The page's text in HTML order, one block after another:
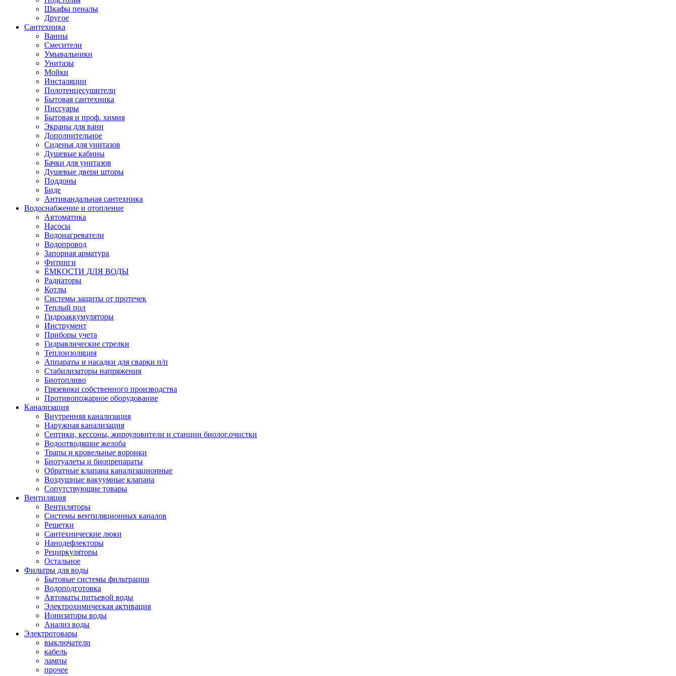
Шкафы пеналы
Другое
Сантехника
Ванны
Смесители
Умывальники
Унитазы
Мойки
Инсталяции
Полотенцесушители
Бытовая сантехника
Писсуары
Бытовая и проф. химия
Экраны для ванн
Дополнительное
Сиденья для унитазов
Душевые кабины
Бачки для унитазов
Душевые двери шторы
Поддоны
Биде
Антивандальная сантехника
Водоснабжение и отопление
Автоматика
Насосы
Водонагреватели
Водопровод
Запорная арматура
Фитинги
ЁМКОСТИ ДЛЯ ВОДЫ
Радиаторы
Котлы
Системы защиты от протечек
Теплый пол
Гидроаккумуляторы
Инструмент
Приборы учета
Гидравлические стрелки
Теплоизоляция
Аппараты и насадки для сварки п/п
Стабилизаторы напряжения
Биотопливо
Грязевики собственного производства
Противопожарное оборудование
Канализация
Внутренняя канализация
Наружная канализация
Септики, кессоны, жироуловители и станции биолог.очистки
Водоотводящие желоба
Трапы и кровельные воронки
Биотуалеты и биопрепараты
Обратные клапана канализационные
Воздушные вакуумные клапана
Сопутствующие товары
Вентиляция
Вентиляторы
Системы вентиляционных каналов
Решетки
Сантехнические люки
Нанодефлекторы
Рециркуляторы
Остальное
Фильтры для воды
Бытовые системы фильтрации
Водоподготовка
Автоматы питьевой воды
Электрохимическая активация
Ионизаторы воды
Анализ воды
Электротовары
выключатели
кабель
лампы
прочее